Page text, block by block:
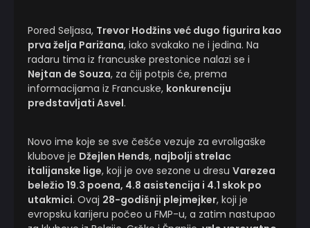
Pored Seljasa, Trevor Hodžins već dugo figurira kao
prva želja Parižana, iako svakako ne i jedina. Na
radaru tima iz francuske prestonice nalazi se i
Nejtan de Souza, za čiji potpis će, prema
informacijama iz Francuske, konkurenciju
predstavljati Asvel.
Novo ime koje se sve češće vezuje za evroligaške
klubove je Džejlen Hends, najbolji strelac
italijanske lige, koji je ove sezone u dresu Varezea
beležio 19.3 poena, 4.8 asistencija i 4.1 skok po
utakmici. Ovaj 28-godišnji plejmejker, koji je
evropsku karijeru počeo u FMP-u, a zatim nastupao